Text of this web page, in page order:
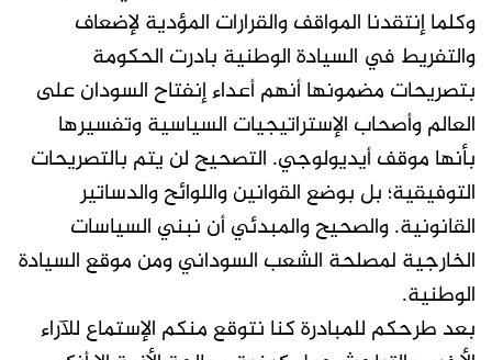
وكلما إنتقدنا المواقف والقرارات المؤدية لإضعاف
والتفريط في السيادة الوطنية بادرت الحكومة
بتصريحات مضمونها أنهم أعداء إنفتاح السودان على
العالم وأصحاب الإستراتيجيات السياسية وتفسيرها
بأنها موقف أيديولوجي. التصحيح لن يتم بالتصريحات
التوفيقية؛ بل بوضع القوانين واللوائح والدساتير
القانونية. والصحيح والمبدئي أن نبني السياسات
الخارجية لمصلحة الشعب السوداني ومن موقع السيادة
الوطنية.
بعد طرحكم للمبادرة كنا نتوقع منكم الإستماع للآراء